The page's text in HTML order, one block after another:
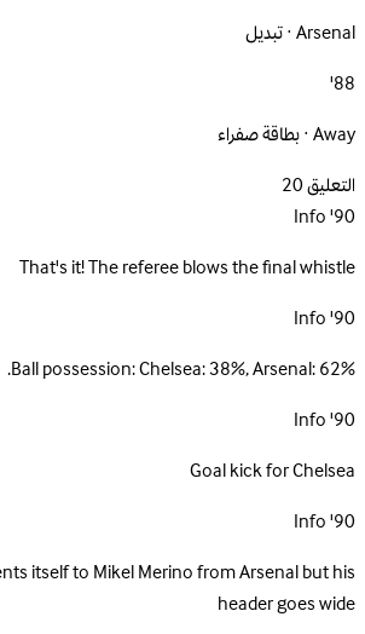
Arsenal · تبديل
88'
Away · بطاقة صفراء
التعليق20
90'
Info
That's it! The referee blows the final whistle
90'
Info
Ball possession: Chelsea: 38%, Arsenal: 62%.
90'
Info
Goal kick for Chelsea
90'
Info
itself to Mikel Merino from Arsenal but his
header goes wide